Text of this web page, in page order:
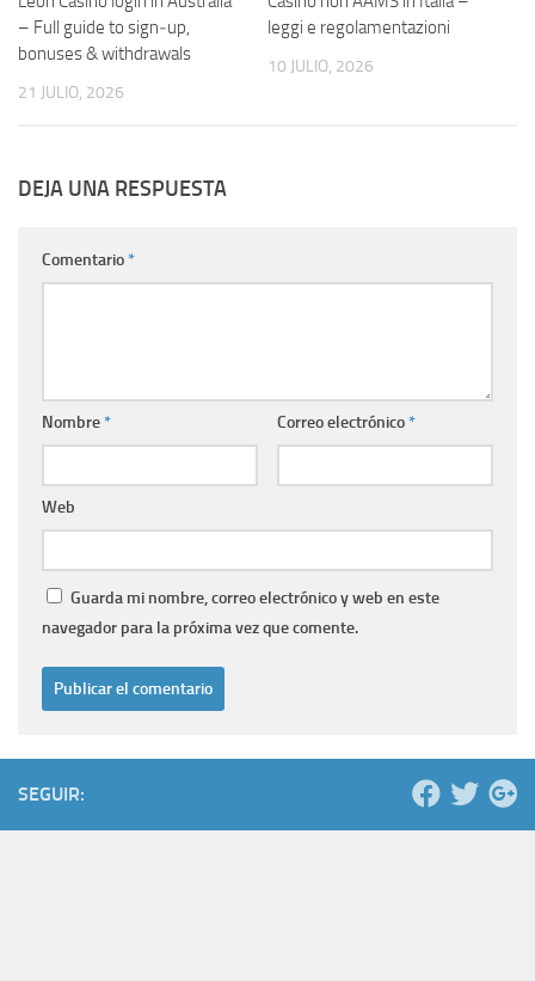
– Full guide to sign‑up,
bonuses & withdrawals
21 JULIO, 2026
leggi e regolamentazioni
10 JULIO, 2026
DEJA UNA RESPUESTA
Comentario*
Nombre* Correo electrónico*
Web
Guarda mi nombre, correo electrónico y web en este
navegador para la próxima vez que comente.
SEGUIR: